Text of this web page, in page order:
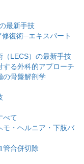
最新手技
復術─エキスパート
LECS）の最新手技
る外科的アプローチ
の骨盤解剖学
べて
モ・ヘルニア・下肢バ
管合併切除